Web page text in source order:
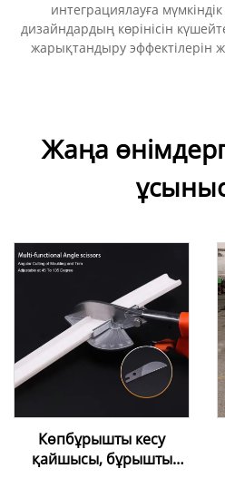
интеграциялауға
дизайндардың көрінісін
жарықтандыру эффектілерін
Жаңа
Көпбұрышты кесу
қайшысы, бұрышты